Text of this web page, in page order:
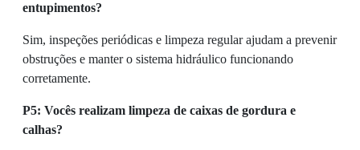
entupimentos?
Sim, inspeções periódicas e limpeza regular ajudam a prevenir
obstruções e manter o sistema hidráulico funcionando
corretamente.
P5: Vocês realizam limpeza de caixas de gordura e
calhas?